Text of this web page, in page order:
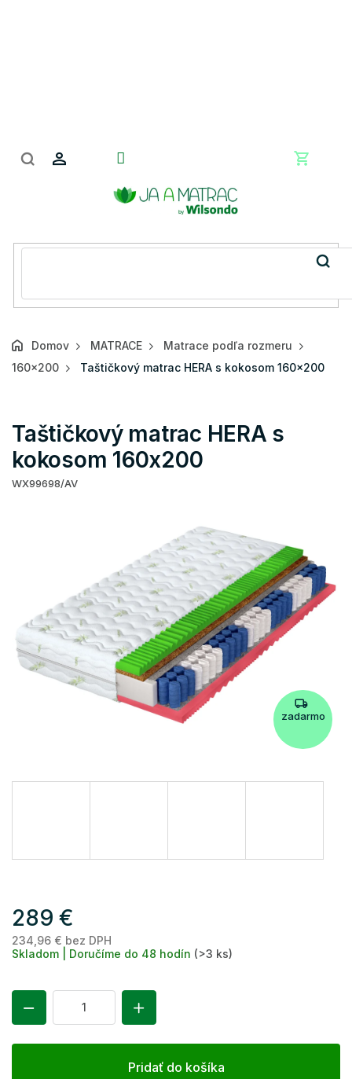
Domov MATRACE
Matrace podľa rozmeru
160x200
Taštičkový matrac HERA s kokosom 160x200
Taštičkový matrac HERA s
kokosom 160x200
WX99698/AV
zadarmo
289 €
234,96 € bez DPH
Skladom | Doručíme do 48 hodín (>3 ks)
Pridať do košíka